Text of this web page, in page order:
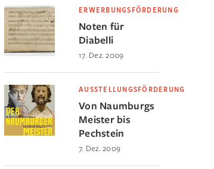
ERWERBUNGSFÖRDERUNG
Noten für
Diabelli
17. Dez. 2009
AUSSTELLUNGSFÖRDERUNG
Von Naumburgs
Meister bis
Pechstein
7. Dez. 2009